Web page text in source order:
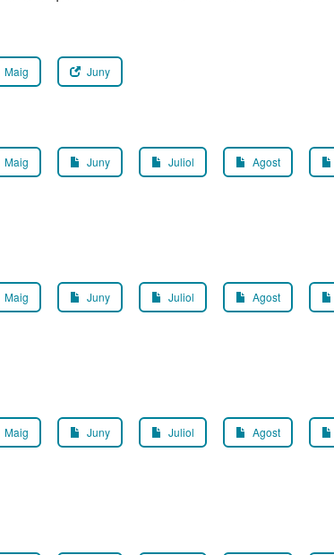
Maig Juny
Maig Juny Juliol Agost
Maig Juny Juliol Agost
Maig Juny Juliol Agost